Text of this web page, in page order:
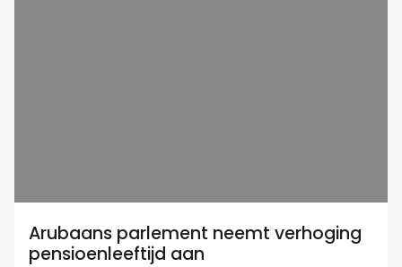
Arubaans parlement neemt verhoging
pensioenleeftijd aan